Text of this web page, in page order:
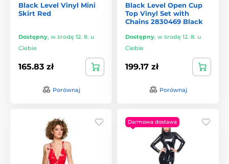
Black Level Vinyl Mini
Skirt Red
Dostępny, w środę 12. 8. u
Ciebie
165.83 zł
Porównaj
Black Level Open Cup
Top Vinyl Set with
Chains 2830469 Black
Dostępny, w środę 12. 8. u
Ciebie
199.17 zł
Porównaj
Darmowa dostawa